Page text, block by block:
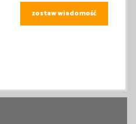
zostaw wiadomość